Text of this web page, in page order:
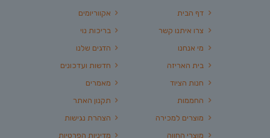
אקווריומים
בריכות נוי
הדגים שלנו
חדשות ועדכונים
מאמרים
תקנון האתר
הצהרת נגישות
מדיניות הפרטיות
דף הבית
צרו איתנו קשר
מי אנחנו
בית האריזה
חנות הציוד
החממות
מוצרים למכירה
מוצרי החווה